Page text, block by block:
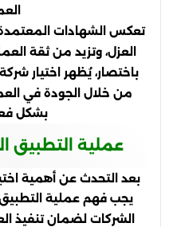
تعكس الشهادات المعتمدة
العزل، وتزيد من ثقة
باختصار، يُظهر اختيار
من خلال الجودة في
بشكل
عملية التطبيق
بعد التحدث عن أهمية
يجب فهم عملية التطبيق
الشركات لضمان تنفيذ